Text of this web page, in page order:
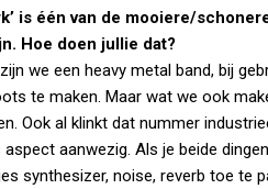
is één van de mooiere/
Hoe doen jullie dat?
we een heavy metal band, bij
te maken. Maar wat we ook
Ook al klinkt dat nummer
aanwezig. Als je beide
synthesizer, noise, reverb toe te